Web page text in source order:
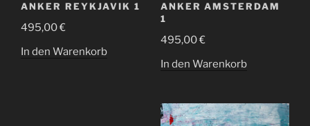
ANKER REYKJAVIK 1
495,00€
In den Warenkorb
ANKER AMSTERDAM
1
495,00€
In den Warenkorb